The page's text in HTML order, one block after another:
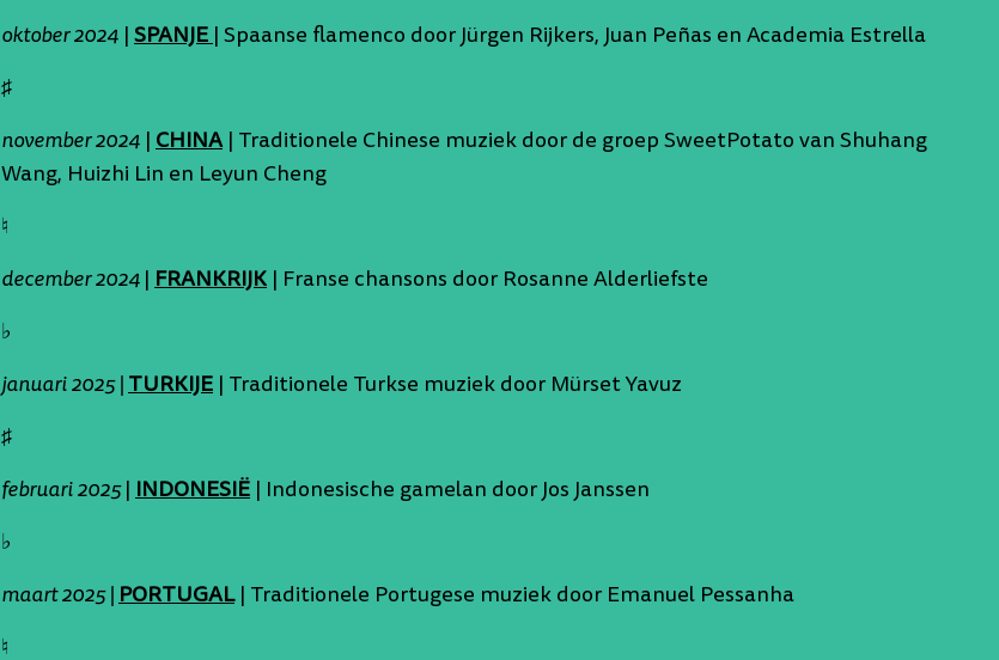
oktober 2024 | SPANJE| Spaanse flamenco door Jürgen Rijkers, Juan Peñas en Academia Estrella
♯
november 2024 | CHINA| Traditionele Chinese muziek door de groep SweetPotato van Shuhang
Wang, Huizhi Lin en Leyun Cheng
♮
december 2024 | FRANKRIJK | Franse chansons door Rosanne Alderliefste
♭
januari 2025 |TURKIJE | Traditionele Turkse muziek door Mürset Yavuz
♯
februari 2025| INDONESIË | Indonesische gamelan door Jos Janssen
♭
maart 2025 |PORTUGAL | Traditionele Portugese muziek door Emanuel Pessanha
♮